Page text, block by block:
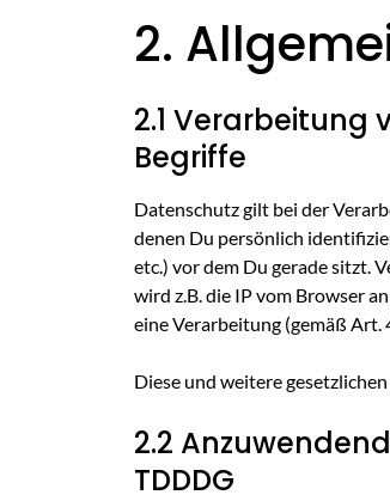
2.
2.1
Begriffe
Datenschutz gilt bei der
denen Du persönlich
etc.) vor dem Du gerade sitzt.
wird z.B. die IP vom Browser
eine Verarbeitung (gemäß Art.
Diese und weitere
2.2
TDDDG